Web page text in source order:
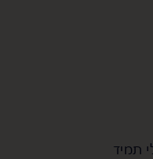
תמיד